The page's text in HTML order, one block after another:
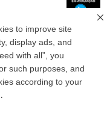
to improve site
display ads, and
with all”, you
such purposes, and
according to your
de Acesso Norte, Km 38,
07789-100 | CNPJ:
das Nações Unidas,
São Paulo, SP |
Avenida Tucunaré, 125 -